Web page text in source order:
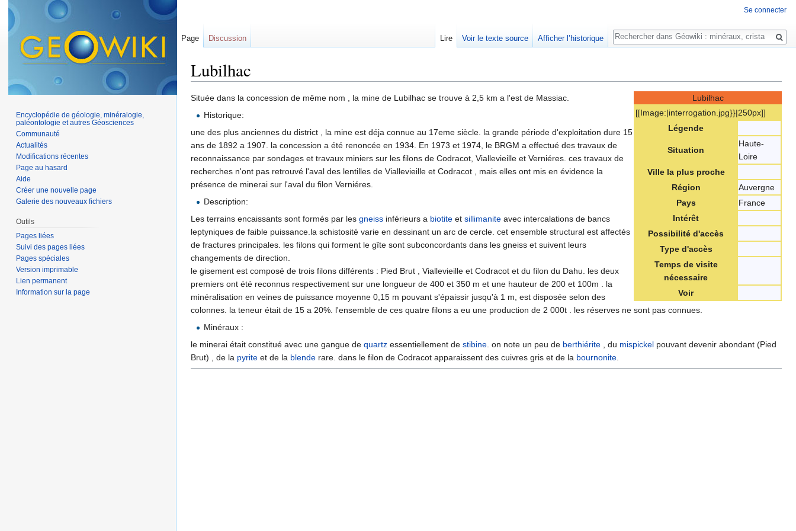
Lubilhac
Lubilhac
[[Image:‎|interrogation.jpg}}|250px]]
Légende
Situation
Haute-
Loire
Ville la plus proche
Région
Auvergne
Pays
France
Intérêt
Possibilité d'accès
Type d'accès
Temps de visite
nécessaire
Voir
Située dans la concession de même nom , la mine de Lubilhac se trouve à 2,5 km a l'est de Massiac.
Historique:
une des plus anciennes du district , la mine est déja connue au 17eme siècle. la grande période d'exploitation dure 15
ans de 1892 a 1907. la concession a été renoncée en 1934. En 1973 et 1974, le BRGM a effectué des travaux de
reconnaissance par sondages et travaux miniers sur les filons de Codracot, Viallevieille et Verniéres. ces travaux de
recherches n'ont pas retrouvé l'aval des lentilles de Viallevieille et Codracot , mais elles ont mis en évidence la
présence de minerai sur l'aval du filon Verniéres.
Description:
Les terrains encaissants sont formés par les gneiss inférieurs a biotite et sillimanite avec intercalations de bancs
leptyniques de faible puissance.la schistosité varie en dessinant un arc de cercle. cet ensemble structural est affectés
de fractures principales. les filons qui forment le gîte sont subconcordants dans les gneiss et suivent leurs
changements de direction.
le gisement est composé de trois filons différents : Pied Brut , Viallevieille et Codracot et du filon du Dahu. les deux
premiers ont été reconnus respectivement sur une longueur de 400 et 350 m et une hauteur de 200 et 100m . la
minéralisation en veines de puissance moyenne 0,15 m pouvant s'épaissir jusqu'à 1 m, est disposée selon des
colonnes. la teneur était de 15 a 20%. l'ensemble de ces quatre filons a eu une production de 2 000t . les réserves ne sont pas connues.
Minéraux :
le minerai était constitué avec une gangue de quartz essentiellement de stibine. on note un peu de berthiérite , du mispickel pouvant devenir abondant (Pied
Brut) , de la pyrite et de la blende rare. dans le filon de Codracot apparaissent des cuivres gris et de la bournonite.
Se connecter
Page Discussion Lire Voir le texte source Afficher l’historique
Rechercher
Encyclopédie de géologie, minéralogie,
paléontologie et autres Géosciences
Communauté
Actualités
Modifications récentes
Page au hasard
Aide
Créer une nouvelle page
Galerie des nouveaux fichiers
Outils
Pages liées
Suivi des pages liées
Pages spéciales
Version imprimable
Lien permanent
Information sur la page